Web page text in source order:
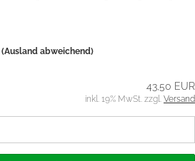
(Ausland abweichend)
43,50 EUR
inkl. 19% MwSt. zzgl. Versand